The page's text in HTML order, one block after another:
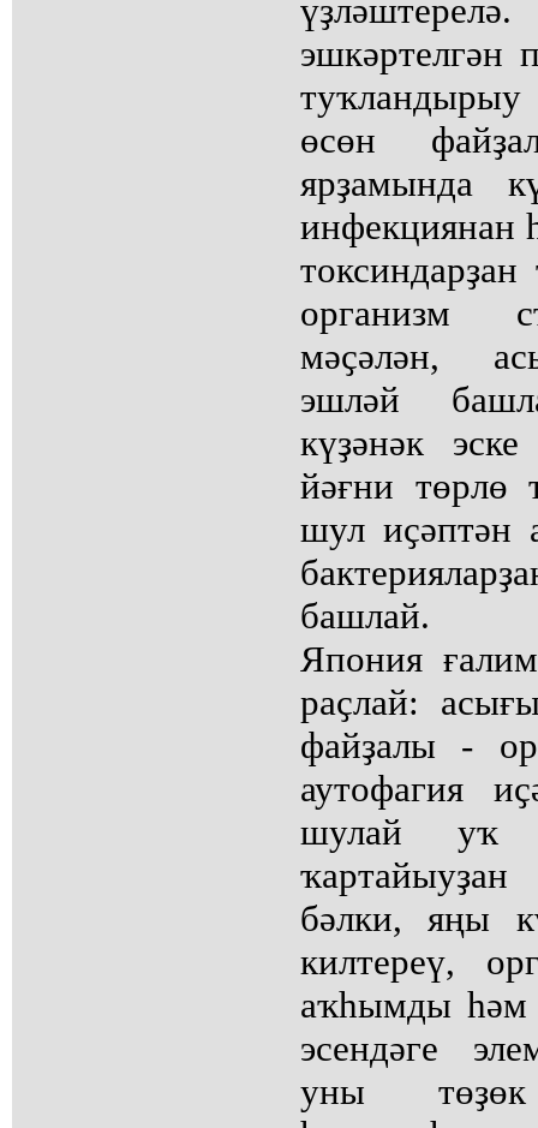
эшкәртелгән
өсөн
ярҙамында
инфекциянан
организм
мәҫәлән,
эшләй
күҙәнәк
йәғни төрлө
шул иҫәптән
башлай.
Япония
раҫлай:
файҙалы -
аутофагия
шулай уҡ
бәлки, яңы
килтереү,
аҡһымды һәм
эсендәге
уны